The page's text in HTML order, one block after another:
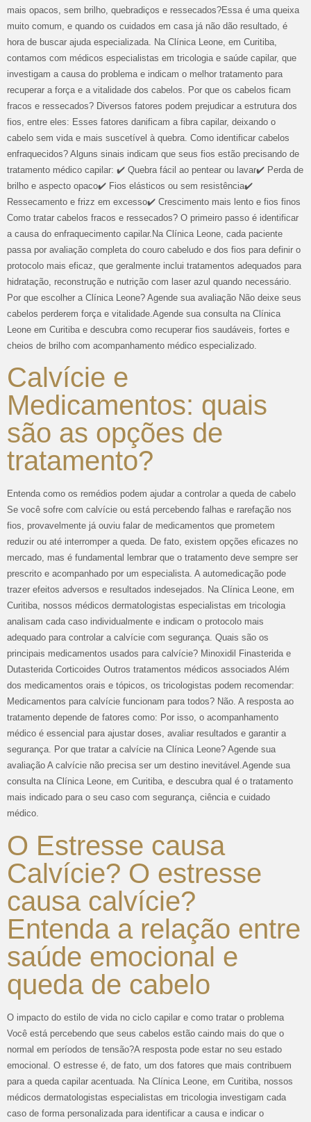
mais opacos, sem brilho, quebradiços e ressecados?Essa é uma queixa
muito comum, e quando os cuidados em casa já não dão resultado, é
hora de buscar ajuda especializada. Na Clínica Leone, em Curitiba,
contamos com médicos especialistas em tricologia e saúde capilar, que
investigam a causa do problema e indicam o melhor tratamento para
recuperar a força e a vitalidade dos cabelos. Por que os cabelos ficam
fracos e ressecados? Diversos fatores podem prejudicar a estrutura dos
fios, entre eles: Esses fatores danificam a fibra capilar, deixando o
cabelo sem vida e mais suscetível à quebra. Como identificar cabelos
enfraquecidos? Alguns sinais indicam que seus fios estão precisando de
tratamento médico capilar: ✔️ Quebra fácil ao pentear ou lavar✔️ Perda de
brilho e aspecto opaco✔️ Fios elásticos ou sem resistência✔️
Ressecamento e frizz em excesso✔️ Crescimento mais lento e fios finos
Como tratar cabelos fracos e ressecados? O primeiro passo é identificar
a causa do enfraquecimento capilar.Na Clínica Leone, cada paciente
passa por avaliação completa do couro cabeludo e dos fios para definir o
protocolo mais eficaz, que geralmente inclui tratamentos adequados para
hidratação, reconstrução e nutrição com laser azul quando necessário.
Por que escolher a Clínica Leone? Agende sua avaliação Não deixe seus
cabelos perderem força e vitalidade.Agende sua consulta na Clínica
Leone em Curitiba e descubra como recuperar fios saudáveis, fortes e
cheios de brilho com acompanhamento médico especializado.
Calvície e
Medicamentos: quais
são as opções de
tratamento?
Entenda como os remédios podem ajudar a controlar a queda de cabelo
Se você sofre com calvície ou está percebendo falhas e rarefação nos
fios, provavelmente já ouviu falar de medicamentos que prometem
reduzir ou até interromper a queda. De fato, existem opções eficazes no
mercado, mas é fundamental lembrar que o tratamento deve sempre ser
prescrito e acompanhado por um especialista. A automedicação pode
trazer efeitos adversos e resultados indesejados. Na Clínica Leone, em
Curitiba, nossos médicos dermatologistas especialistas em tricologia
analisam cada caso individualmente e indicam o protocolo mais
adequado para controlar a calvície com segurança. Quais são os
principais medicamentos usados para calvície? Minoxidil Finasterida e
Dutasterida Corticoides Outros tratamentos médicos associados Além
dos medicamentos orais e tópicos, os tricologistas podem recomendar:
Medicamentos para calvície funcionam para todos? Não. A resposta ao
tratamento depende de fatores como: Por isso, o acompanhamento
médico é essencial para ajustar doses, avaliar resultados e garantir a
segurança. Por que tratar a calvície na Clínica Leone? Agende sua
avaliação A calvície não precisa ser um destino inevitável.Agende sua
consulta na Clínica Leone, em Curitiba, e descubra qual é o tratamento
mais indicado para o seu caso com segurança, ciência e cuidado
médico.
O Estresse causa
Calvície? O estresse
causa calvície?
Entenda a relação entre
saúde emocional e
queda de cabelo
O impacto do estilo de vida no ciclo capilar e como tratar o problema
Você está percebendo que seus cabelos estão caindo mais do que o
normal em períodos de tensão?A resposta pode estar no seu estado
emocional. O estresse é, de fato, um dos fatores que mais contribuem
para a queda capilar acentuada. Na Clínica Leone, em Curitiba, nossos
médicos dermatologistas especialistas em tricologia investigam cada
caso de forma personalizada para identificar a causa e indicar o